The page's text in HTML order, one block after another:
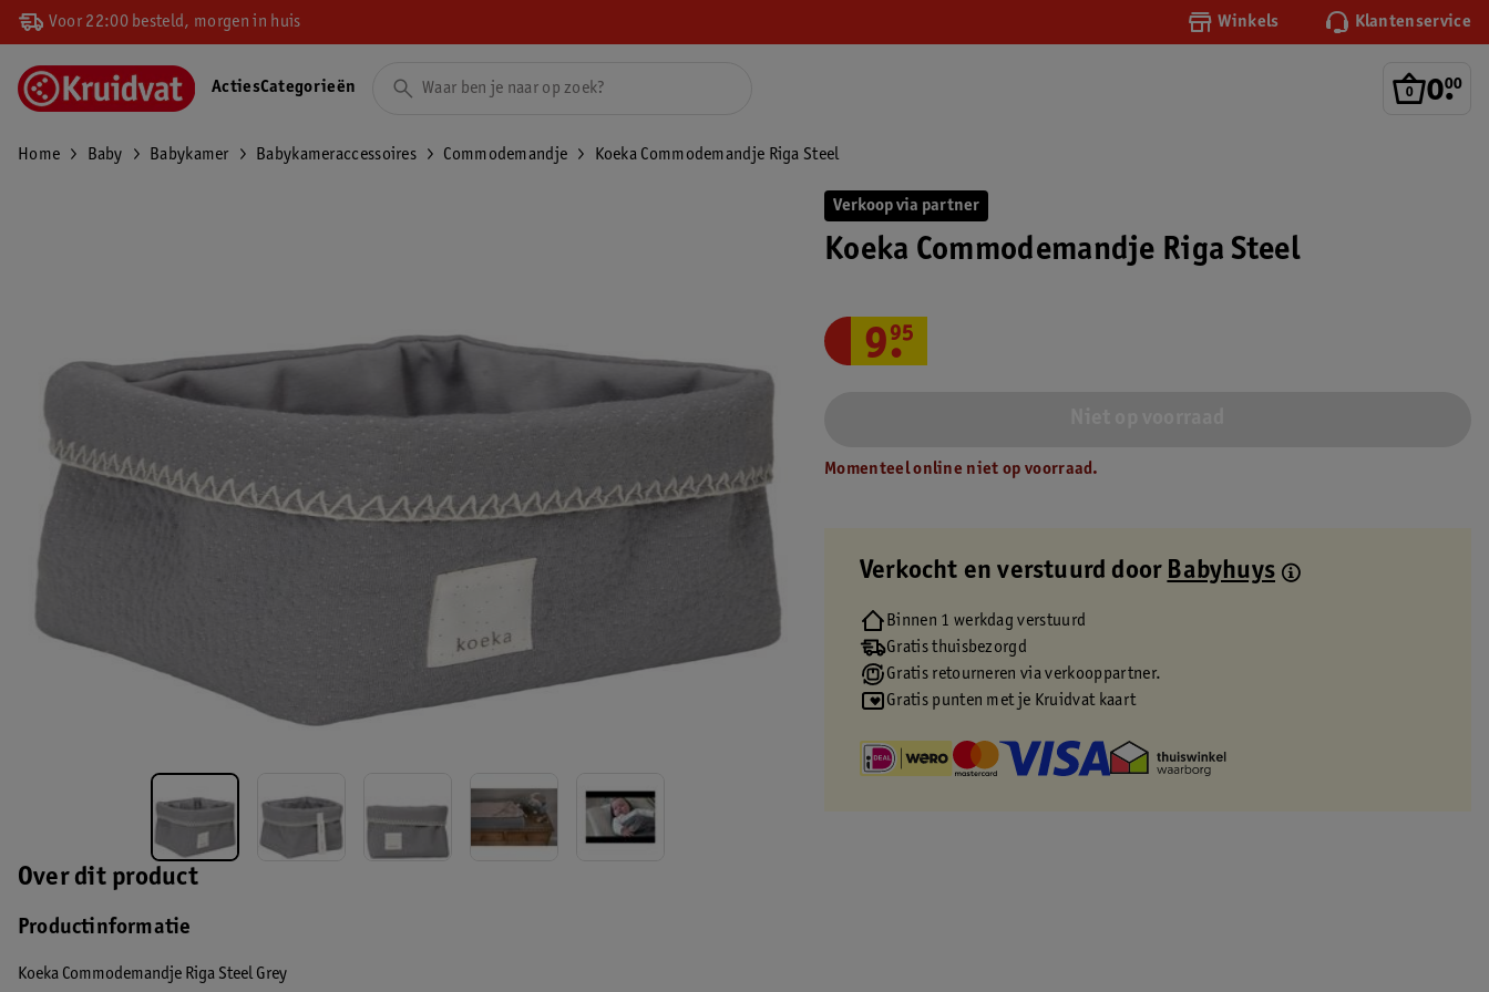
Voor 22:00 besteld, morgen in huis Winkels Klantenservice
0.
00
ActiesCategorieën
Home Baby Babykamer Babykameraccessoires Commodemandje Koeka Commodemandje Riga Steel
Over dit product
Productinformatie
Koeka Commodemandje Riga Steel Grey
Verkoop via partner
Koeka Commodemandje Riga Steel
9.
95
Momenteel online niet op voorraad.
Verkocht en verstuurd door Babyhuys
Binnen 1 werkdag verstuurd
Gratis thuisbezorgd
Gratis retourneren via verkooppartner.
Gratis punten met je Kruidvat kaart